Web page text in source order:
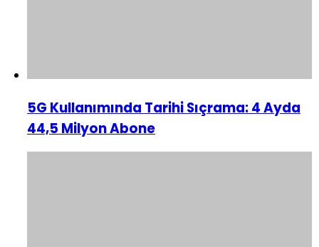
5G Kullanımında Tarihi Sıçrama: 4 Ayda
44,5 Milyon Abone